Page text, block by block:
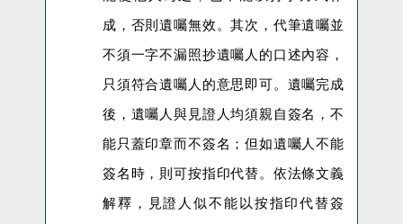
成，否則遺囑無效。其次，代筆遺囑並
不須一字不漏照抄遺囑人的口述內容，
只須符合遺囑人的意思即可。遺囑完成
後，遺囑人與見證人均須親自簽名，不
能只蓋印章而不簽名；但如遺囑人不能
簽名時，則可按指印代替。依法條文義
解釋，見證人似不能以按指印代替簽